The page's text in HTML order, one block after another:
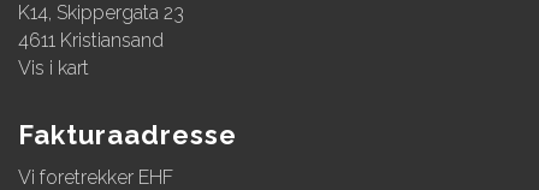
K14, Skippergata 23
4611 Kristiansand
Vis i kart
Fakturaadresse
Vi foretrekker EHF